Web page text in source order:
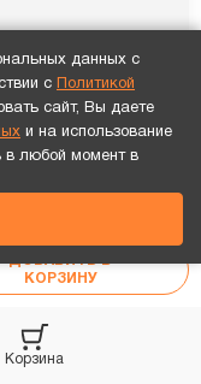
Корзина
или телефону!
КОРЗИНУ
данных с
с
Политикой
сайт, Вы даете
и на использование
в любой момент в